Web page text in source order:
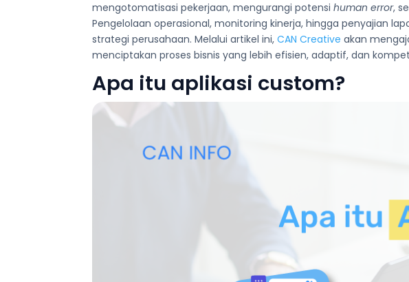
mengotomatisasi pekerjaan, mengurangi potensihuman error,
Pengelolaan operasional, monitoring kinerja, hingga penyajian
strategi perusahaan. Melalui artikel ini,CAN Creative akan
menciptakan proses bisnis yang lebih efisien, adaptif, dan
Apa itu aplikasi custom?